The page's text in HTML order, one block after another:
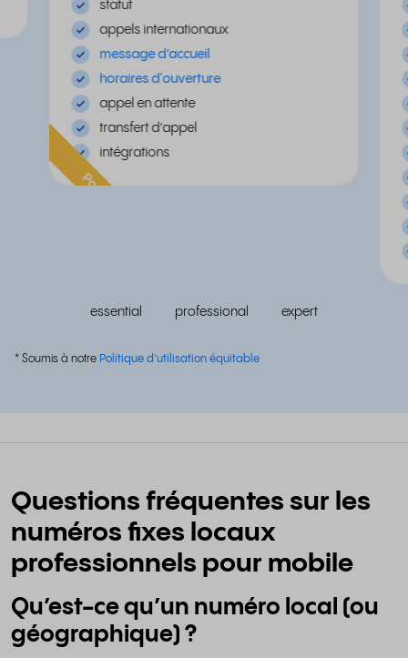
statut
appels internationaux
message d’accueil
horaires d'ouverture
appel en attente
transfert d’appel
intégrations
Populaire
essential professional expert
* Soumis à notre Politique d'utilisation équitable
Questions fréquentes sur les
numéros fixes locaux
professionnels pour mobile
Qu’est-ce qu’un numéro local (ou
géographique) ?